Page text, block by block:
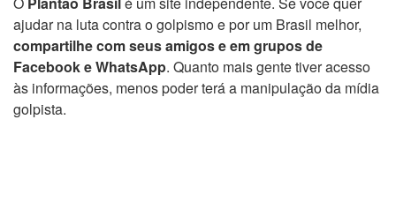
ajudar na luta contra o golpismo e por um Brasil melhor,
compartilhe com seus amigos e em grupos de
Facebook e WhatsApp. Quanto mais gente tiver acesso
às informações, menos poder terá a manipulação da mídia
golpista.